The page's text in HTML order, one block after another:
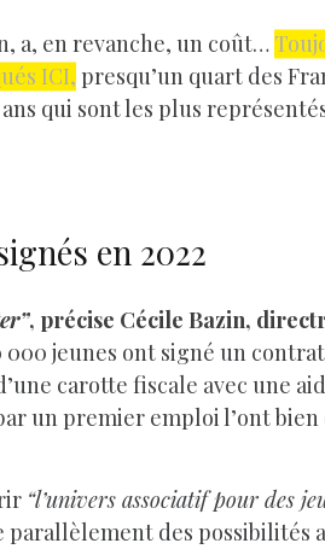
a, en revanche, un coût…
ICI, presqu’un quart des
qui sont les plus
en 2022
, précise Cécile Bazin,
000 jeunes ont signé un
carotte fiscale avec une
un premier emploi l’ont
“l’univers associatif pour des
parallèlement des possibilités